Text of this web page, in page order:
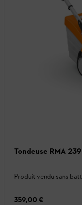
Tondeuse RMA
Produit vendu sans
359,00 €